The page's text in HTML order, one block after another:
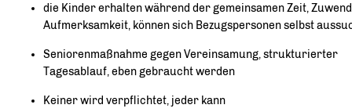
die Kinder erhalten während der gemeinsamen Zeit,
Aufmerksamkeit, können sich Bezugspersonen selbst
Seniorenmaßnahme gegen Vereinsamung, strukturierter
Tagesablauf, eben gebraucht werden
Keiner wird verpflichtet, jeder kann